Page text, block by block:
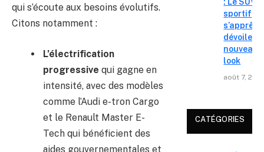
qui s’écoute aux besoins évolutifs.
Citons notamment :
L’électrification
progressive qui gagne en
intensité, avec des modèles
comme l’Audi e-tron Cargo
et le Renault Master E-
Tech qui bénéficient des
aides gouvernementales et
sportif
s’apprête
dévoiler
nouveau
look
août 7,
CATÉGORIES